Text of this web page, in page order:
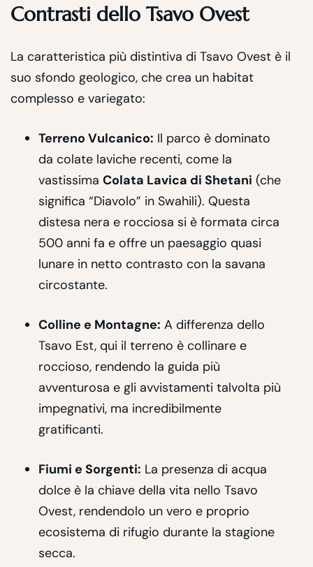
Contrasti dello Tsavo Ovest
La caratteristica più distintiva di Tsavo Ovest è il
suo sfondo geologico, che crea un habitat
complesso e variegato:
Terreno Vulcanico: Il parco è dominato
da colate laviche recenti, come la
vastissima Colata Lavica di Shetani (che
significa “Diavolo” in Swahili). Questa
distesa nera e rocciosa si è formata circa
500 anni fa e offre un paesaggio quasi
lunare in netto contrasto con la savana
circostante.
Colline e Montagne: A differenza dello
Tsavo Est, qui il terreno è collinare e
roccioso, rendendo la guida più
avventurosa e gli avvistamenti talvolta più
impegnativi, ma incredibilmente
gratificanti.
Fiumi e Sorgenti: La presenza di acqua
dolce è la chiave della vita nello Tsavo
Ovest, rendendolo un vero e proprio
ecosistema di rifugio durante la stagione
secca.